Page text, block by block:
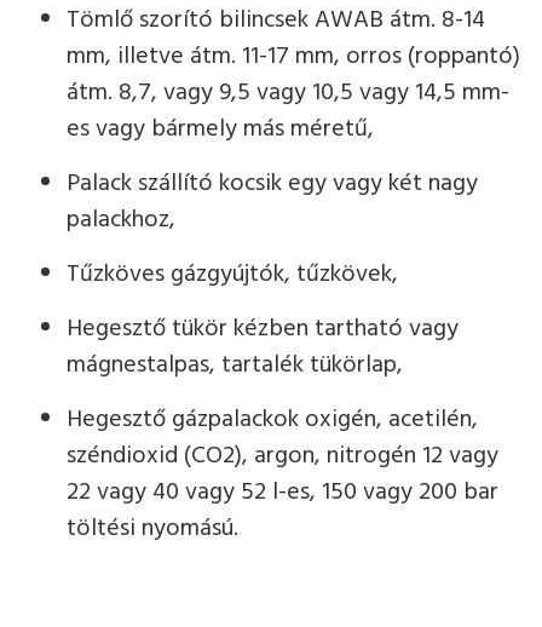
Tömlő szorító bilincsek AWAB átm. 8-14
mm, illetve átm. 11-17 mm, orros (roppantó)
átm. 8,7, vagy 9,5 vagy 10,5 vagy 14,5 mm-
es vagy bármely más méretű,
Palack szállító kocsik egy vagy két nagy
palackhoz,
Tűzköves gázgyújtók, tűzkövek,
Hegesztő tükör kézben tartható vagy
mágnestalpas, tartalék tükörlap,
Hegesztő gázpalackok oxigén, acetilén,
széndioxid (CO2), argon, nitrogén 12 vagy
22 vagy 40 vagy 52 l-es, 150 vagy 200 bar
töltési nyomású.